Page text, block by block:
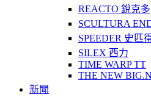
REACTO 銳克多
SCULTURA
SPEEDER 史匹
SILEX 西力
TIME WARP TT
THE NEW
新聞